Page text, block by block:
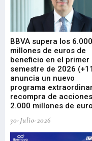
BBVA supera los 6.000
millones de euros de
beneficio en el primer
semestre de 2026
anuncia un nuevo
programa
recompra de
2.000 millones de
30-Julio-2026